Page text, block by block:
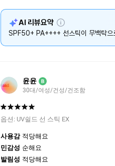
AI 리뷰요약 설
명
SPF50+ PA++++ 선스틱이 무백탁으
윤윤 B
30대/여성/건성/건조함
옵션: UV쉴드 선 스틱 EX
사용감 적당해요
민감성 순해요
발림성 적당해요